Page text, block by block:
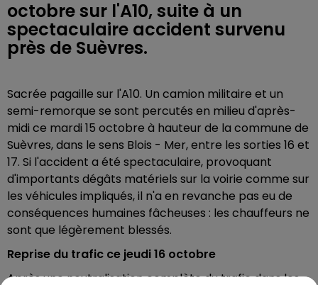
octobre sur l'A10, suite à un
spectaculaire accident survenu
près de Suèvres.
Sacrée pagaille sur l'A10. Un camion militaire et un
semi-remorque se sont percutés en milieu d'après-
midi ce mardi 15 octobre à hauteur de la commune de
Suèvres, dans le sens Blois - Mer, entre les sorties 16 et
17. Si l'accident a été spectaculaire, provoquant
d'importants dégâts matériels sur la voirie comme sur
les véhicules impliqués, il n'a en revanche pas eu de
conséquences humaines fâcheuses : les chauffeurs ne
sont que légèrement blessés.
Reprise du trafic ce jeudi 16 octobre
Après une neutralisation complète du trafic dans les